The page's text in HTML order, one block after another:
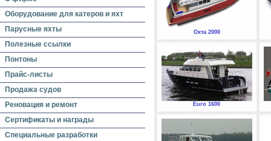
Оборудование для катеров и яхт
Парусные яхты
Полезные ссылки
Понтоны
Прайс-листы
Продажа судов
Реновация и ремонт
Сертификаты и награды
Специальные разработки
Охта 2000
Euro 1600